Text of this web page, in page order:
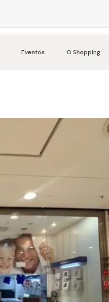
Eventos O Shopping